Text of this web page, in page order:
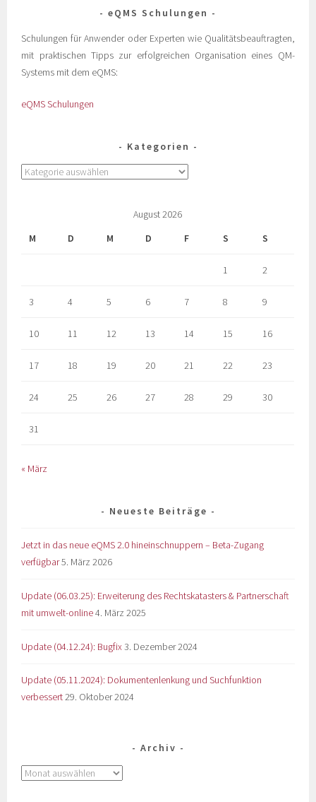
eQMS Schulungen
Schulungen für Anwender oder Experten wie Qualitätsbeauftragten,
mit praktischen Tipps zur erfolgreichen Organisation eines QM-
Systems mit dem eQMS:
eQMS Schulungen
Kategorien
August 2026
M
D M D F S S
1 2
3 4 5 6 7 8 9
10 11 12 13 14 15 16
17 18 19 20 21 22 23
24 25 26 27 28 29 30
31
« März
Neueste Beiträge
Jetzt in das neue eQMS 2.0 hineinschnuppern – Beta-Zugang
verfügbar5. März 2026
Update (06.03.25): Erweiterung des Rechtskatasters & Partnerschaft
mit umwelt-online4. März 2025
Update (04.12.24): Bugfix 3. Dezember 2024
Update (05.11.2024): Dokumentenlenkung und Suchfunktion
verbessert29. Oktober 2024
Archiv